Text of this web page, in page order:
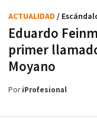
Eduardo
primer
Moyano
ACTUALIDAD /
PoriProfesional